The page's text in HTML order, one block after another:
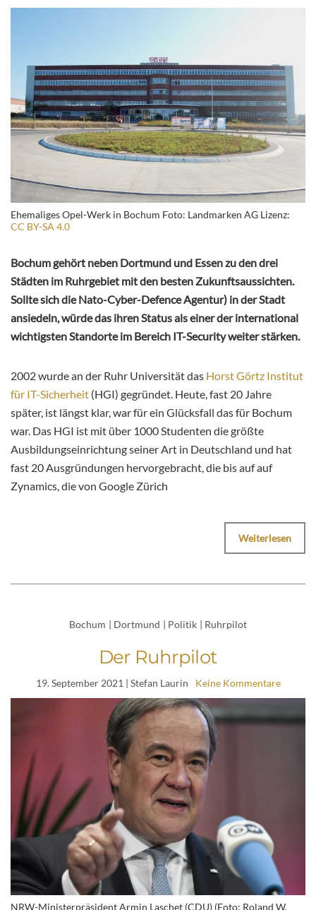
Ehemaliges Opel-Werk in Bochum Foto: Landmarken AG Lizenz:
CC BY-SA 4.0
Bochum gehört neben Dortmund und Essen zu den drei
Städten im Ruhrgebiet mit den besten Zukunftsaussichten.
Sollte sich die Nato-Cyber-Defence Agentur) in der Stadt
ansiedeln, würde das ihren Status als einer der international
wichtigsten Standorte im Bereich IT-Security weiter stärken.
2002 wurde an der Ruhr Universität das Horst Görtz Institut
für IT-Sicherheit (HGI) gegründet. Heute, fast 20 Jahre
später, ist längst klar, war für ein Glücksfall das für Bochum
war. Das HGI ist mit über 1000 Studenten die größte
Ausbildungseinrichtung seiner Art in Deutschland und hat
fast 20 Ausgründungen hervorgebracht, die bis auf auf
Zynamics, die von Google Zürich
Weiterlesen
Bochum | Dortmund | Politik | Ruhrpilot
Der Ruhrpilot
19. September 2021 | Stefan Laurin Keine Kommentare
NRW-Ministerpräsident Armin Laschet (CDU) (Foto: Roland W.